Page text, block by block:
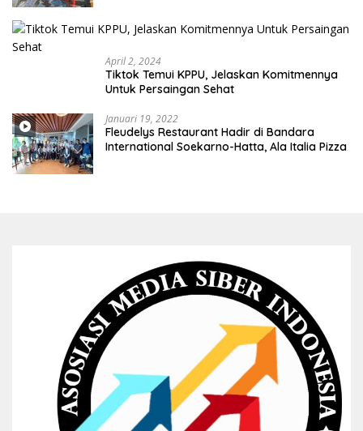
April 2, 2024
Tiktok Temui KPPU, Jelaskan Komitmennya
Untuk Persaingan Sehat
Januari 19, 2022
Fleudelys Restaurant Hadir di Bandara
International Soekarno-Hatta, Ala Italia Pizza